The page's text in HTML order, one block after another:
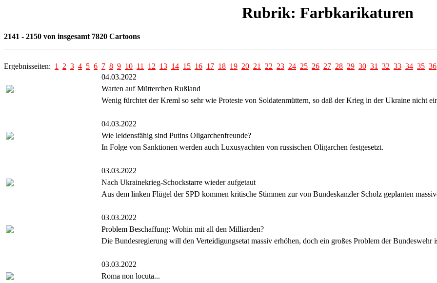
Rubrik: Farbkarikaturen
2141 - 2150 von insgesamt 7820 Cartoons
Ergebnisseiten: 1 2 3 4 5 6 7 8 9 10 11 12 13 14 15 16 17 18 19 20 21 22 23 24 25 26 27 28 29 30 31 32 33 34 35 36
04.03.2022
Warten auf Mütterchen Rußland
Wenig fürchtet der Kreml so sehr wie Proteste von Soldatenmüttern, so daß der Krieg in der Ukraine nicht
04.03.2022
Wie leidensfähig sind Putins Oligarchenfreunde?
In Folge von Sanktionen werden auch Luxusyachten von russischen Oligarchen festgesetzt.
03.03.2022
Nach Ukrainekrieg-Schockstarre wieder aufgetaut
Aus dem linken Flügel der SPD kommen kritische Stimmen zur von Bundeskanzler Scholz geplanten
03.03.2022
Problem Beschaffung: Wohin mit all den Milliarden?
Die Bundesregierung will den Verteidigungsetat massiv erhöhen, doch ein großes Problem der Bundeswehr
03.03.2022
Roma non locuta...